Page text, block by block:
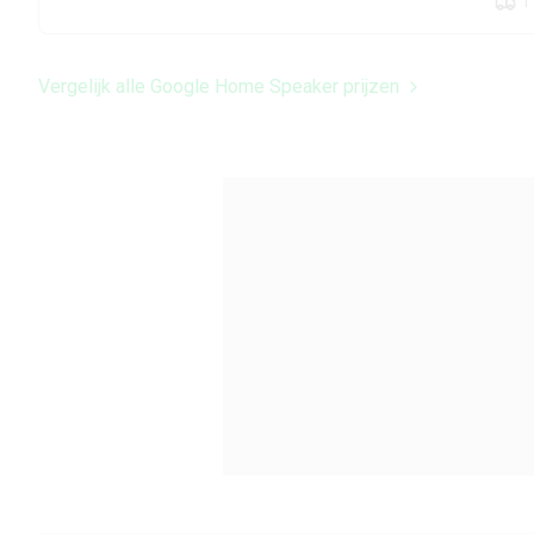
Vergelijk alle Google Home Speaker prijzen